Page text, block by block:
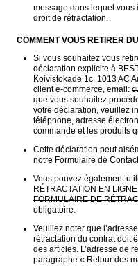
message dans lequel vous
droit de rétractation.
COMMENT VOUS RETIRER
Si vous souhaitez vous
déclaration explicite à
Koivistokade 1c, 1013 AC
client e-commerce, email:
que vous souhaitez
votre déclaration, veuillez
téléphone, adresse
commande et les produits
Cette déclaration peut
notre Formulaire de
Vous pouvez également
RÉTRACTATION EN LIGNE
FORMULAIRE DE
obligatoire.
Veuillez noter que
rétractation du contrat doit
des articles. L’adresse de
paragraphe « Retour des